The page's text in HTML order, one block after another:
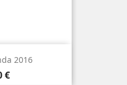
2016
€